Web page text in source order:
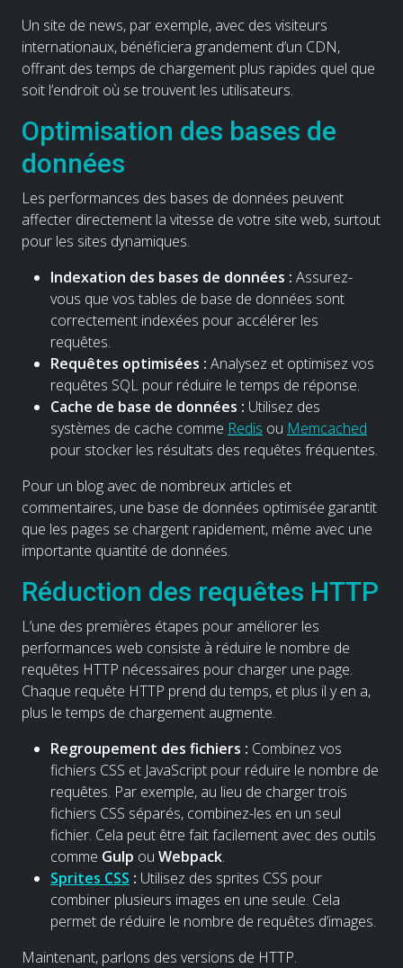
Un site de news, par exemple, avec des visiteurs
internationaux, bénéficiera grandement d’un CDN,
offrant des temps de chargement plus rapides quel que
soit l’endroit où se trouvent les utilisateurs.
Optimisation des bases de
données
Les performances des bases de données peuvent
affecter directement la vitesse de votre site web, surtout
pour les sites dynamiques.
Indexation des bases de données : Assurez-
vous que vos tables de base de données sont
correctement indexées pour accélérer les
requêtes.
Requêtes optimisées : Analysez et optimisez vos
requêtes SQL pour réduire le temps de réponse.
Cache de base de données : Utilisez des
systèmes de cache comme Redis ou Memcached
pour stocker les résultats des requêtes fréquentes.
Pour un blog avec de nombreux articles et
commentaires, une base de données optimisée garantit
que les pages se chargent rapidement, même avec une
importante quantité de données.
Réduction des requêtes HTTP
L’une des premières étapes pour améliorer les
performances web consiste à réduire le nombre de
requêtes HTTP nécessaires pour charger une page.
Chaque requête HTTP prend du temps, et plus il y en a,
plus le temps de chargement augmente.
Regroupement des fichiers : Combinez vos
fichiers CSS et JavaScript pour réduire le nombre de
requêtes. Par exemple, au lieu de charger trois
fichiers CSS séparés, combinez-les en un seul
fichier. Cela peut être fait facilement avec des outils
comme Gulp ou Webpack.
Sprites CSS : Utilisez des sprites CSS pour
combiner plusieurs images en une seule. Cela
permet de réduire le nombre de requêtes d’images.
Maintenant, parlons des versions de HTTP.